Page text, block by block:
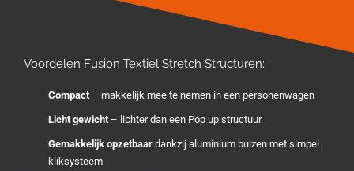
Voordelen Fusion Textiel Stretch Structuren:
Compact – makkelijk mee te nemen in een personenwagen
Licht gewicht – lichter dan een Pop up structuur
Gemakkelijk opzetbaar dankzij aluminium buizen met simpel
kliksysteem